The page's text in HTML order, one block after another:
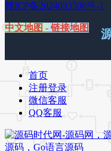
赣ICP备2024033506号-1
中文地图 - 链接地图
首页
注册登录
微信客服
QQ客服